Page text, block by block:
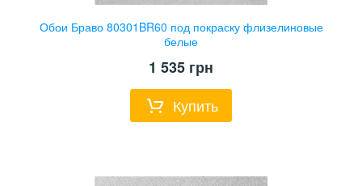
Обои Браво 80301BR60 под покраску флизелиновые
белые
1 535 грн
Купить